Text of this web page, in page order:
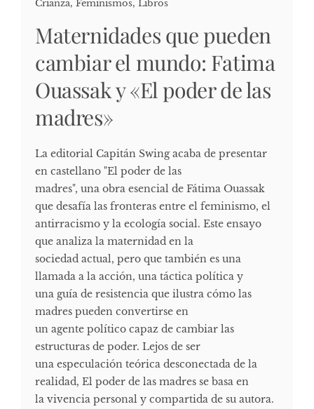
Crianza, Feminismos, Libros
Maternidades que pueden
cambiar el mundo: Fatima
Ouassak y «El poder de las
madres»
La editorial Capitán Swing acaba de presentar
en castellano "El poder de las
madres", una obra esencial de Fátima Ouassak
que desafía las fronteras entre el feminismo, el
antirracismo y la ecología social. Este ensayo
que analiza la maternidad en la
sociedad actual, pero que también es una
llamada a la acción, una táctica política y
una guía de resistencia que ilustra cómo las
madres pueden convertirse en
un agente político capaz de cambiar las
estructuras de poder. Lejos de ser
una especulación teórica desconectada de la
realidad, El poder de las madres se basa en
la vivencia personal y compartida de su autora.